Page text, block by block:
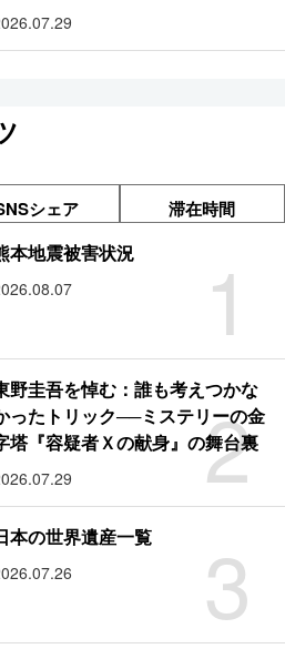
シェア 滞在時間
1
本地震被害状況
2
野圭吾を悼む：誰も考えつかな
ったトリック──ミステリーの金
塔『容疑者Ｘの献身』の舞台裏
3
本の世界遺産一覧